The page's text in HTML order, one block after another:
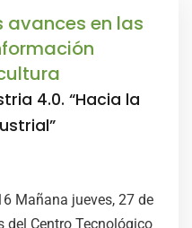
avances en las
4.0. “Hacia la
Mañana jueves, 27 de
del Centro Tecnológico